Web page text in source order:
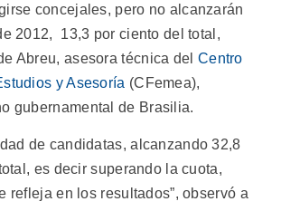
concejales, pero no alcanzarán
2012, 13,3 por ciento del total,
Abreu, asesora técnica del Centro
y Asesoría (CFemea),
gubernamental de Brasilia.
de candidatas, alcanzando 32,8
es decir superando la cuota,
refleja en los resultados”, observó a